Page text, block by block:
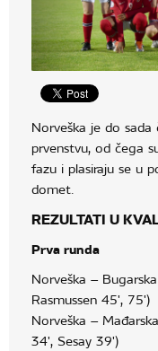
Norveška je do
prvenstvu, od čega
fazu i plasiraju se u
domet.
REZULTATI U
Prva runda
Norveška –
Rasmussen 45', 75')
Norveška –
34', Sesay 39')